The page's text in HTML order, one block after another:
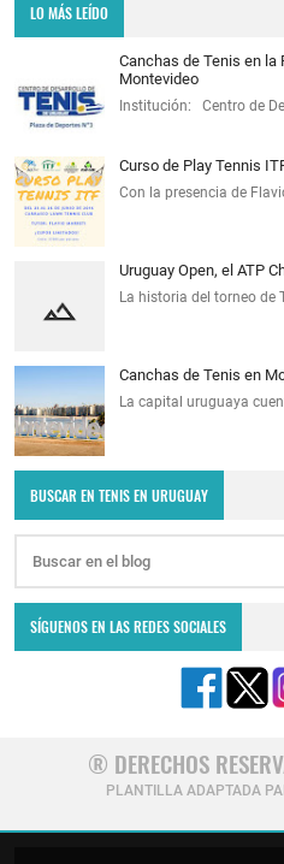
LO MÁS LEÍDO
Canchas de Tenis en la
Montevideo
Institución: Centro de
Curso de Play Tennis
Con la presencia de
Uruguay Open, el ATP
La historia del torneo de
Canchas de Tenis en
La capital uruguaya
BUSCAR EN TENIS EN URUGUAY
SÍGUENOS EN LAS REDES SOCIALES
® DERECHOS
PLANTILLA ADAPTADA